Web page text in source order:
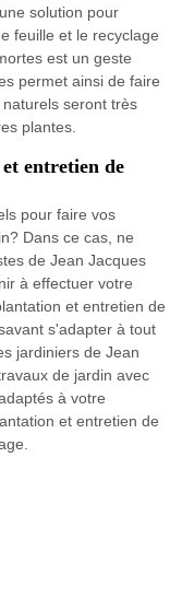
solution pour
feuille et le recyclage
est un geste
permet ainsi de faire
seront très
plantes.
entretien de
pour faire vos
Dans ce cas, ne
de Jean Jacques
à effectuer votre
et entretien de
s'adapter à tout
jardiniers de Jean
de jardin avec
à votre
et entretien de